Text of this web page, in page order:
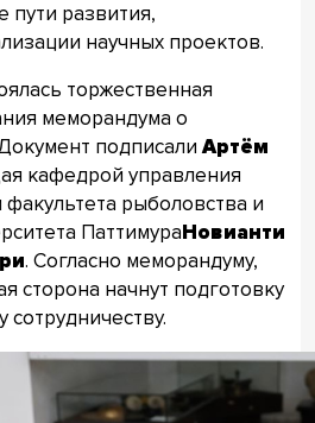
пути развития,
научных проектов.
торжественная
меморандума о
подписалиАртём
кафедрой управления
рыболовства и
ПаттимураНовианти
. Согласно меморандуму,
сторона начнут подготовку